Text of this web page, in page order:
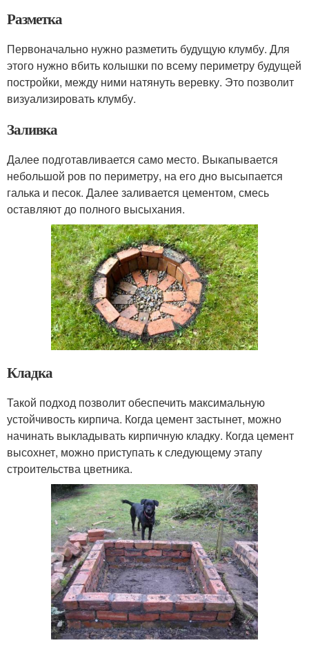
Разметка
Первоначально нужно разметить будущую клумбу. Для
этого нужно вбить колышки по всему периметру будущей
постройки, между ними натянуть веревку. Это позволит
визуализировать клумбу.
Заливка
Далее подготавливается само место. Выкапывается
небольшой ров по периметру, на его дно высыпается
галька и песок. Далее заливается цементом, смесь
оставляют до полного высыхания.
Кладка
Такой подход позволит обеспечить максимальную
устойчивость кирпича. Когда цемент застынет, можно
начинать выкладывать кирпичную кладку. Когда цемент
высохнет, можно приступать к следующему этапу
строительства цветника.